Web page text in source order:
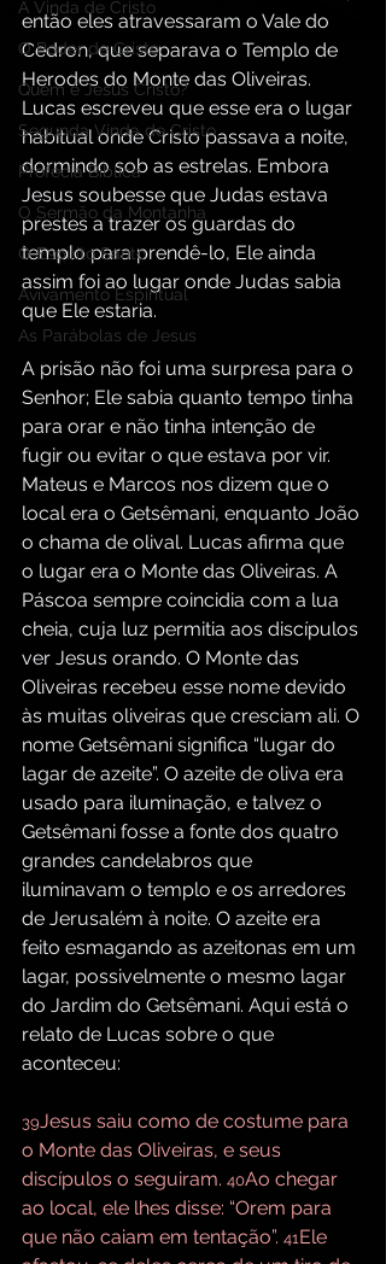
A Vinda de Cristo
O Poder de Cristo
Quem é Jesus Cristo?
Segunda Vinda de Cristo
Profecia Bíblica
O Sermão da Montanha
O Espírito Santo
Avivamento Espiritual
As Parábolas de Jesus
então eles atravessaram o Vale do
Cedron, que separava o Templo de
Herodes do Monte das Oliveiras.
Lucas escreveu que esse era o lugar
habitual onde Cristo passava a noite,
dormindo sob as estrelas. Embora
Jesus soubesse que Judas estava
prestes a trazer os guardas do
templo para prendê-lo, Ele ainda
assim foi ao lugar onde Judas sabia
que Ele estaria.
A prisão não foi uma surpresa para o
Senhor; Ele sabia quanto tempo tinha
para orar e não tinha intenção de
fugir ou evitar o que estava por vir.
Mateus e Marcos nos dizem que o
local era o Getsêmani, enquanto João
o chama de olival. Lucas afirma que
o lugar era o Monte das Oliveiras. A
Páscoa sempre coincidia com a lua
cheia, cuja luz permitia aos discípulos
ver Jesus orando. O Monte das
Oliveiras recebeu esse nome devido
às muitas oliveiras que cresciam ali. O
nome Getsêmani significa “lugar do
lagar de azeite”. O azeite de oliva era
usado para iluminação, e talvez o
Getsêmani fosse a fonte dos quatro
grandes candelabros que
iluminavam o templo e os arredores
de Jerusalém à noite. O azeite era
feito esmagando as azeitonas em um
lagar, possivelmente o mesmo lagar
do Jardim do Getsêmani. Aqui está o
relato de Lucas sobre o que
aconteceu:
39Jesus saiu como de costume para
o Monte das Oliveiras, e seus
discípulos o seguiram. 40Ao chegar
ao local, ele lhes disse: “Orem para
que não caiam em tentação”. 41Ele